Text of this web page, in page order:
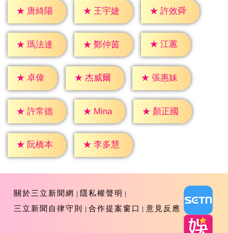
★ 唐綺陽 ★ 王宇婕 ★ 許效舜
★ 瑪法達 ★ 鄭仲茵 ★ 江蕙
★ 卓偉 ★ 杰威爾 ★ 張惠妹
★ 許常德 ★ Mina ★ 顏正國
★ 阮橋本 ★ 李多慧
關於三立新聞網
隱私權聲明
三立新聞自律守則
合作提案窗口 意見反應